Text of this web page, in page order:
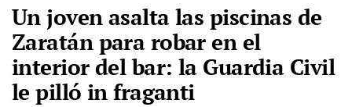
Un joven asalta las piscinas de
Zaratán para robar en el
interior del bar: la Guardia Civil
le pilló in fraganti